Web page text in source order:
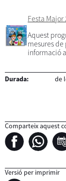
Festa Major
Aquest
mesures de
informació
Durada: de
Comparteix aquest
Versió per imprimir